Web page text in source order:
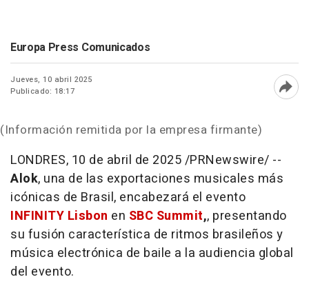
Europa Press Comunicados
Jueves, 10 abril 2025
Publicado: 18:17
(Información remitida por la empresa firmante)
LONDRES, 10 de abril de 2025/PRNewswire/ --
Alok, una de las exportaciones musicales más
icónicas de Brasil, encabezará el evento
INFINITY Lisbon en SBC Summit,, presentando
su fusión característica de ritmos brasileños y
música electrónica de baile a la audiencia global
del evento.